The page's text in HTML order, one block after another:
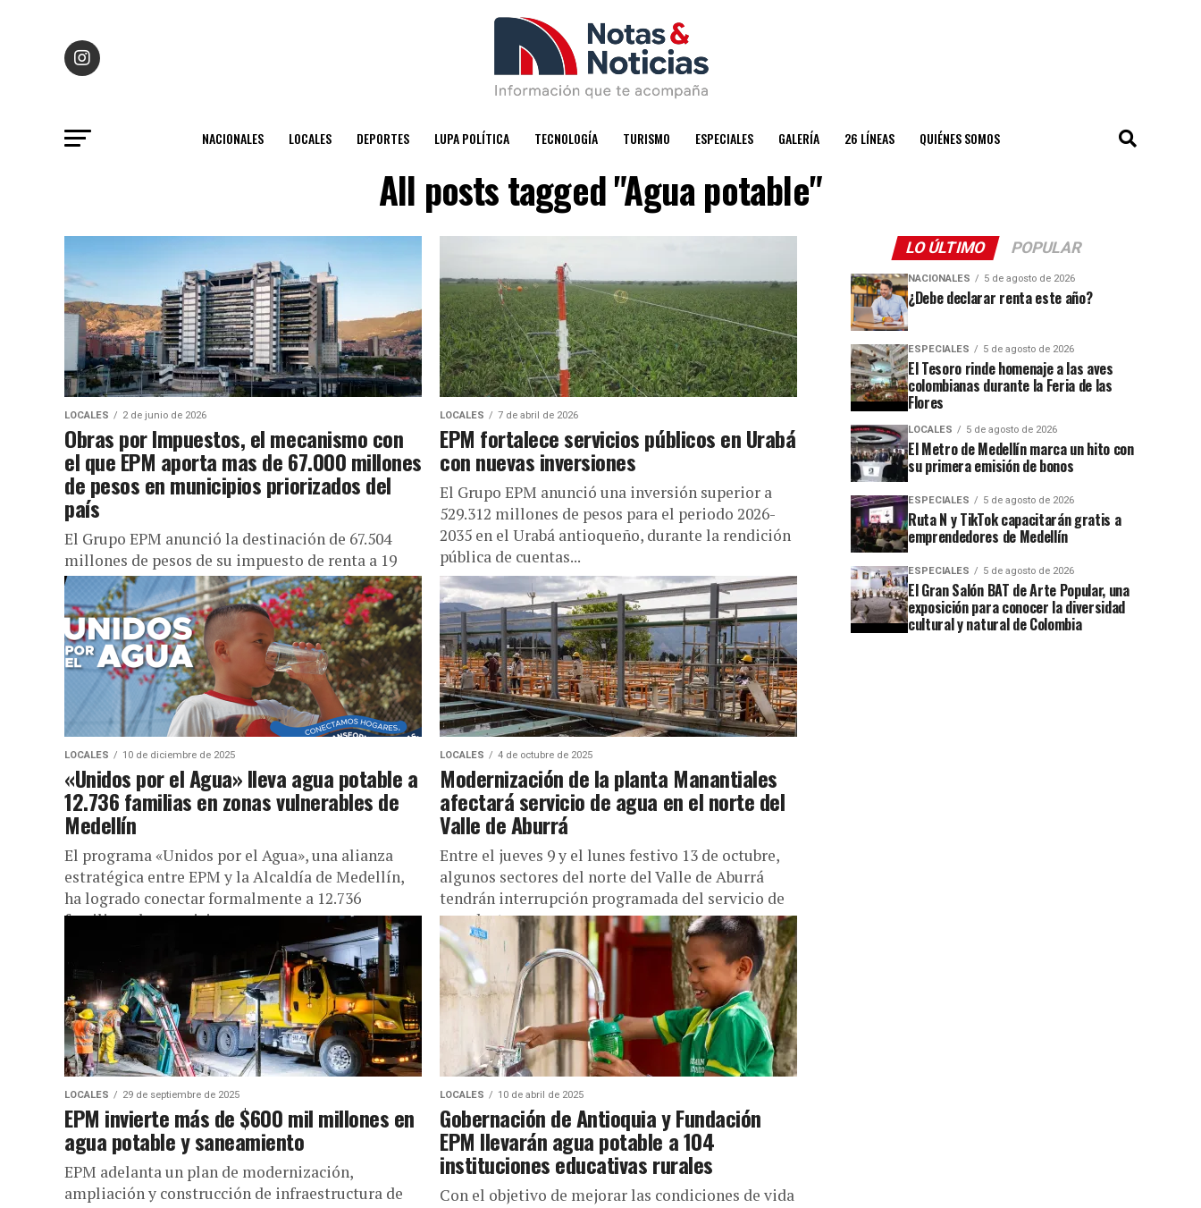
NACIONALES LOCALES DEPORTES LUPA POLÍTICA TECNOLOGÍA TURISMO ESPECIALES GALERÍA 26 LÍNEAS QUIÉNES SOMOS
All posts tagged "Agua potable"
LOCALES 2 de junio de 2026
Obras por Impuestos, el mecanismo con
el que EPM aporta mas de 67.000 millones
de pesos en municipios priorizados del
país
El Grupo EPM anunció la destinación de 67.504
millones de pesos de su impuesto de renta a 19
proyectos en seis departamentos del país a
través...
LOCALES 7 de abril de 2026
EPM fortalece servicios públicos en Urabá
con nuevas inversiones
El Grupo EPM anunció una inversión superior a
529.312 millones de pesos para el periodo 2026-
2035 en el Urabá antioqueño, durante la rendición
pública de cuentas...
LOCALES 10 de diciembre de 2025
«Unidos por el Agua» lleva agua potable a
12.736 familias en zonas vulnerables de
Medellín
El programa «Unidos por el Agua», una alianza
estratégica entre EPM y la Alcaldía de Medellín,
ha logrado conectar formalmente a 12.736
familias a los servicios...
LOCALES 4 de octubre de 2025
Modernización de la planta Manantiales
afectará servicio de agua en el norte del
Valle de Aburrá
Entre el jueves 9 y el lunes festivo 13 de octubre,
algunos sectores del norte del Valle de Aburrá
tendrán interrupción programada del servicio de
acueducto...
LOCALES 29 de septiembre de 2025
EPM invierte más de $600 mil millones en
agua potable y saneamiento
EPM adelanta un plan de modernización,
ampliación y construcción de infraestructura de
LOCALES 10 de abril de 2025
Gobernación de Antioquia y Fundación
EPM llevarán agua potable a 104
instituciones educativas rurales
Con el objetivo de mejorar las condiciones de vida
LO ÚLTIMO POPULAR
NACIONALES 5 de agosto de 2026
¿Debe declarar renta este año?
ESPECIALES 5 de agosto de 2026
El Tesoro rinde homenaje a las aves
colombianas durante la Feria de las
Flores
LOCALES 5 de agosto de 2026
El Metro de Medellín marca un hito con
su primera emisión de bonos
ESPECIALES 5 de agosto de 2026
Ruta N y TikTok capacitarán gratis a
emprendedores de Medellín
ESPECIALES 5 de agosto de 2026
El Gran Salón BAT de Arte Popular, una
exposición para conocer la diversidad
cultural y natural de Colombia